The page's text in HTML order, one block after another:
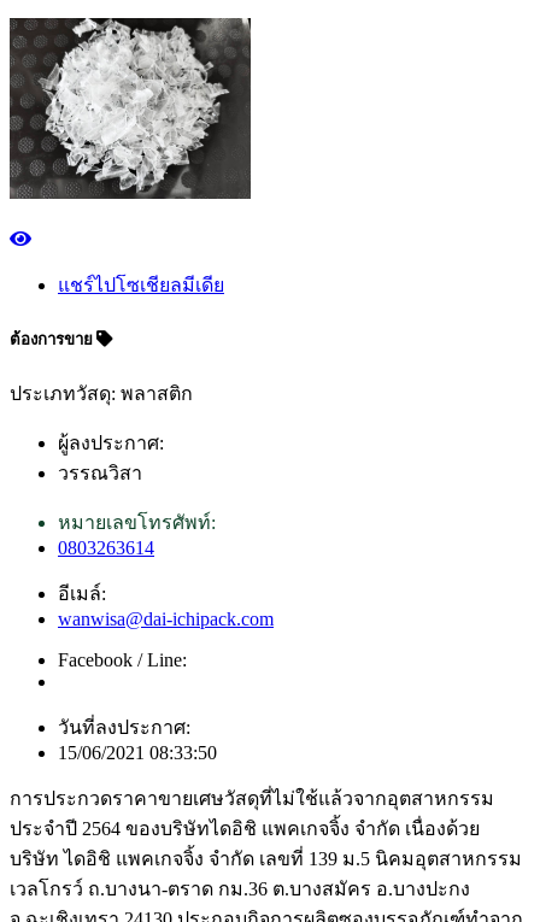
แชร์ไปโซเชียลมีเดีย
ต้องการขาย
ประเภทวัสดุ: พลาสติก
ผู้ลงประกาศ:
วรรณวิสา
หมายเลขโทรศัพท์:
0803263614
อีเมล์:
wanwisa@dai-ichipack.com
Facebook / Line:
วันที่ลงประกาศ:
15/06/2021 08:33:50
การประกวดราคาขายเศษวัสดุที่ไม่ใช้แล้วจากอุตสาหกรรม
ประจำปี 2564 ของบริษัทไดอิชิ แพคเกจจิ้ง จำกัด เนื่องด้วย
บริษัท ไดอิชิ แพคเกจจิ้ง จำกัด เลขที่ 139 ม.5 นิคมอุตสาหกรรม
เวลโกรว์ ถ.บางนา-ตราด กม.36 ต.บางสมัคร อ.บางปะกง